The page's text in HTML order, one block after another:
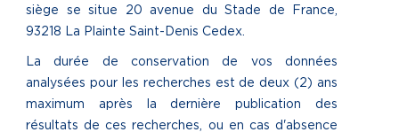
siège se situe 20 avenue du Stade de France,
93218 La Plainte Saint-Denis Cedex.
La durée de conservation de vos données
analysées pour les recherches est de deux (2) ans
maximum après la dernière publication des
résultats de ces recherches, ou en cas d'absence